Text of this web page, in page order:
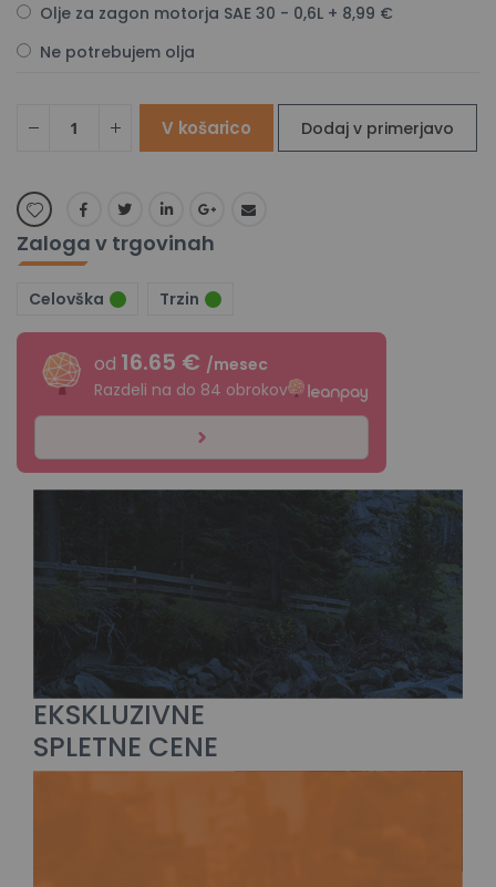
Olje za zagon motorja SAE 30 - 0,6L + 8,99 €
Ne potrebujem olja
V košarico Dodaj v primerjavo
Zaloga v trgovinah
Celovška Trzin
od 16.65 € /mesec
Razdeli na do 84 obrokov
EKSKLUZIVNE
SPLETNE CENE